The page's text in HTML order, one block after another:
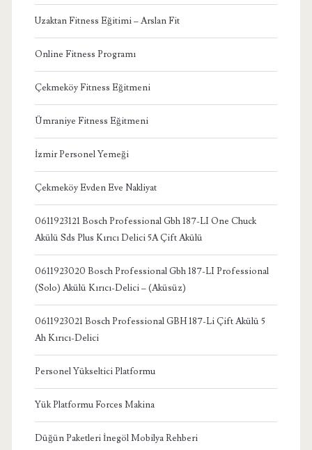
Uzaktan Fitness Eğitimi – Arslan Fit
Online Fitness Programı
Çekmeköy Fitness Eğitmeni
Ümraniye Fitness Eğitmeni
İzmir Personel Yemeği
Çekmeköy Evden Eve Nakliyat
0611923121 Bosch Professional Gbh 187-LI One Chuck
Akülü Sds Plus Kırıcı Delici 5A Çift Akülü
0611923020 Bosch Professional Gbh 187-LI Professional
(Solo) Akülü Kırıcı-Delici – (Aküsüz)
0611923021 Bosch Professional GBH 187-Li Çift Akülü 5
Ah Kırıcı-Delici
Personel Yükseltici Platformu
Yük Platformu Forces Makina
Düğün Paketleri İnegöl Mobilya Rehberi